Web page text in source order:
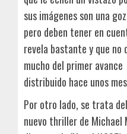
sus imágenes son una
pero deben tener en
revela bastante y que no
mucho del primer avance
distribuido hace unos
Por otro lado, se trata del
nuevo thriller de Michael